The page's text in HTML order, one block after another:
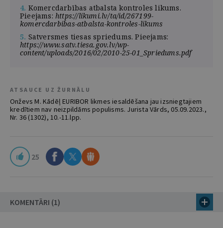
4. Komercdarbības atbalsta kontroles likums.
Pieejams: https://likumi.lv/ta/id/267199-
komercdarbibas-atbalsta-kontroles-likums
5. Satversmes tiesas spriedums. Pieejams:
https://www.satv.tiesa.gov.lv/wp-
content/uploads/2016/02/2010-25-01_Spriedums.pdf
ATSAUCE UZ ŽURNĀLU
Onževs M. Kādēļ EURIBOR likmes iesaldēšana jau izsniegtajiem
kredītiem nav neizpildāms populisms. Jurista Vārds, 05.09.2023.,
Nr. 36 (1302), 10.-11.lpp.
25
KOMENTĀRI (1)